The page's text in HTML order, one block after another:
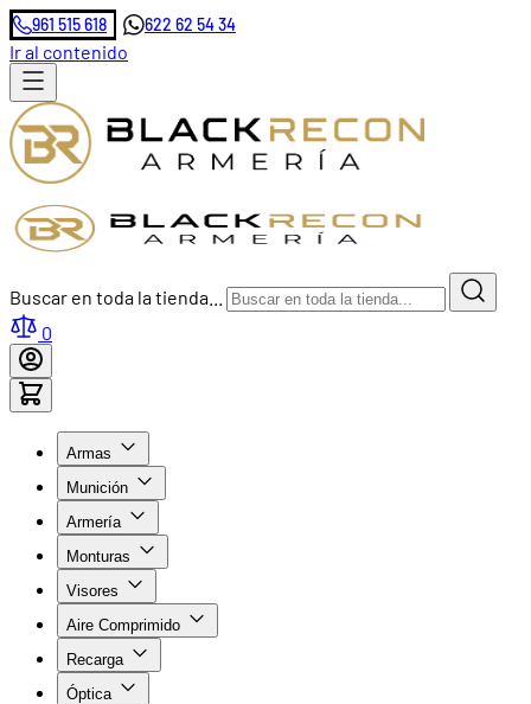
961 515 618 622 62 54 34
Ir al contenido
Buscar en toda la tienda...
0
Armas
Munición
Armería
Monturas
Visores
Aire Comprimido
Recarga
Óptica